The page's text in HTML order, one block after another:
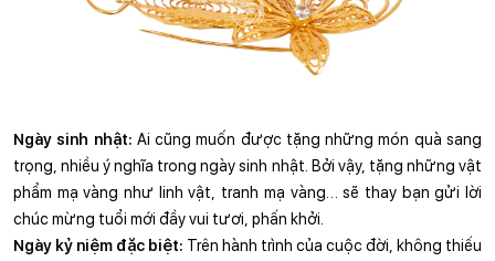
Ngày sinh nhật: Ai cũng muốn được tặng những món quà sang
trọng, nhiều ý nghĩa trong ngày sinh nhật. Bởi vậy, tặng những vật
phẩm mạ vàng như linh vật, tranh mạ vàng… sẽ thay bạn gửi lời
chúc mừng tuổi mới đầy vui tươi, phấn khởi.
Ngày kỷ niệm đặc biệt: Trên hành trình của cuộc đời, không thiếu